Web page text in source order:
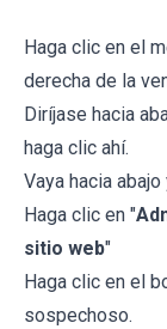
Haga clic en el
derecha de la
Diríjase hacia
haga clic ahí.
Vaya hacia
Haga clic en "
sitio web"
Haga clic en el
sospechoso.